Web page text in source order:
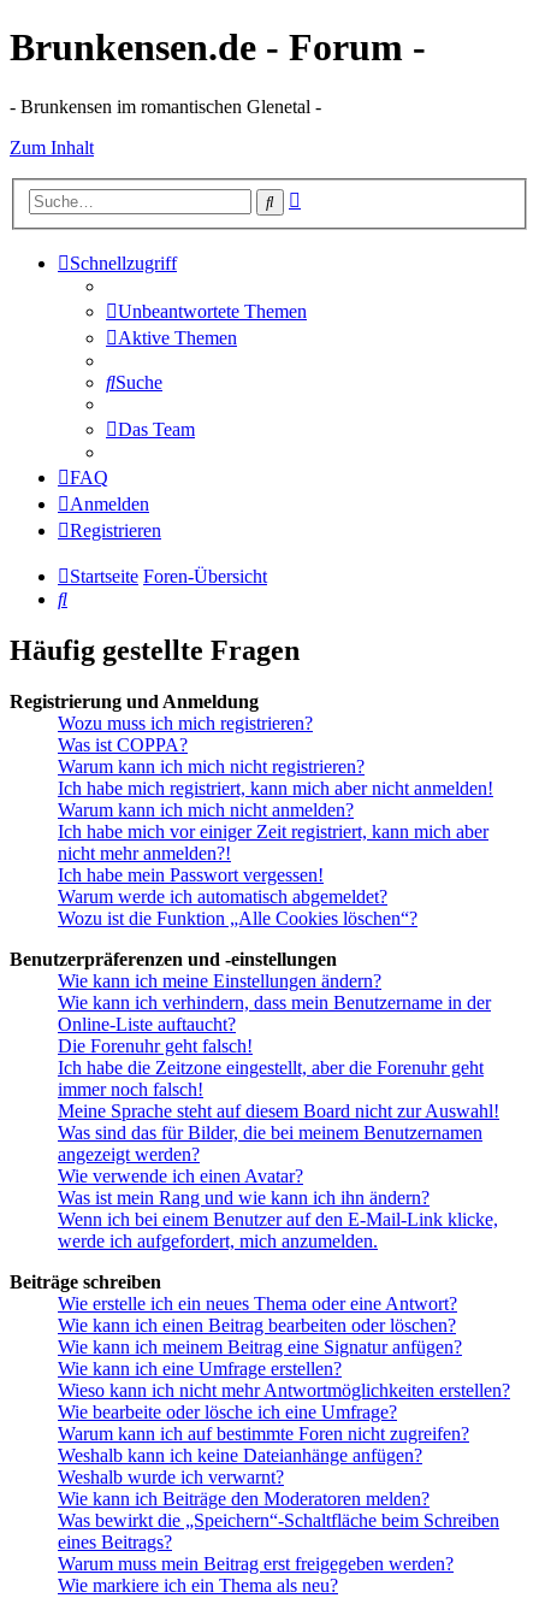
Brunkensen.de - Forum -
- Brunkensen im romantischen Glenetal -
Zum Inhalt
Suche
Schnellzugriff
Unbeantwortete Themen
Aktive Themen
Suche
Das Team
FAQ
Anmelden
Registrieren
Startseite Foren-Übersicht
Suche
Häufig gestellte Fragen
Registrierung und Anmeldung
Wozu muss ich mich registrieren?
Was ist COPPA?
Warum kann ich mich nicht registrieren?
Ich habe mich registriert, kann mich aber nicht anmelden!
Warum kann ich mich nicht anmelden?
Ich habe mich vor einiger Zeit registriert, kann mich aber
nicht mehr anmelden?!
Ich habe mein Passwort vergessen!
Warum werde ich automatisch abgemeldet?
Wozu ist die Funktion „Alle Cookies löschen“?
Benutzerpräferenzen und -einstellungen
Wie kann ich meine Einstellungen ändern?
Wie kann ich verhindern, dass mein Benutzername in der
Online-Liste auftaucht?
Die Forenuhr geht falsch!
Ich habe die Zeitzone eingestellt, aber die Forenuhr geht
immer noch falsch!
Meine Sprache steht auf diesem Board nicht zur Auswahl!
Was sind das für Bilder, die bei meinem Benutzernamen
angezeigt werden?
Wie verwende ich einen Avatar?
Was ist mein Rang und wie kann ich ihn ändern?
Wenn ich bei einem Benutzer auf den E-Mail-Link klicke,
werde ich aufgefordert, mich anzumelden.
Beiträge schreiben
Wie erstelle ich ein neues Thema oder eine Antwort?
Wie kann ich einen Beitrag bearbeiten oder löschen?
Wie kann ich meinem Beitrag eine Signatur anfügen?
Wie kann ich eine Umfrage erstellen?
Wieso kann ich nicht mehr Antwortmöglichkeiten erstellen?
Wie bearbeite oder lösche ich eine Umfrage?
Warum kann ich auf bestimmte Foren nicht zugreifen?
Weshalb kann ich keine Dateianhänge anfügen?
Weshalb wurde ich verwarnt?
Wie kann ich Beiträge den Moderatoren melden?
Was bewirkt die „Speichern“-Schaltfläche beim Schreiben
eines Beitrags?
Warum muss mein Beitrag erst freigegeben werden?
Wie markiere ich ein Thema als neu?